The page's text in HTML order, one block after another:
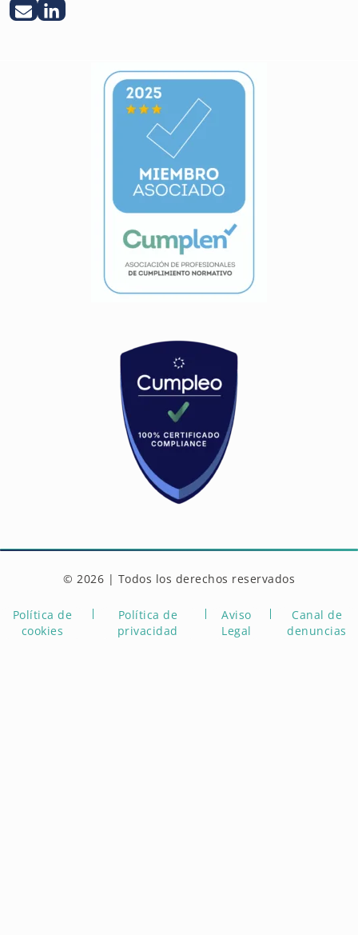
© 2026 | Todos los derechos reservados
Política de
cookies
Política de
privacidad
Aviso
Legal
Canal de
denuncias